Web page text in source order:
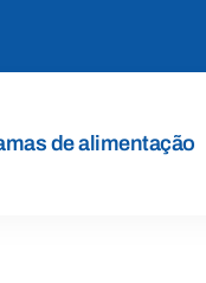
de alimentação